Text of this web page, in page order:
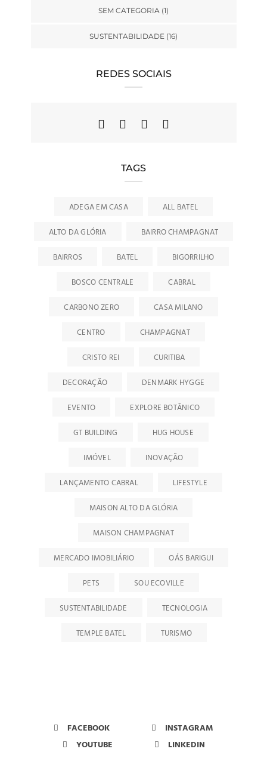
SEM CATEGORIA (1)
SUSTENTABILIDADE (16)
REDES SOCIAIS
TAGS
ADEGA EM CASA
ALL BATEL
ALTO DA GLÓRIA
BAIRRO CHAMPAGNAT
BAIRROS
BATEL
BIGORRILHO
BOSCO CENTRALE
CABRAL
CARBONO ZERO
CASA MILANO
CENTRO
CHAMPAGNAT
CRISTO REI
CURITIBA
DECORAÇÃO
DENMARK HYGGE
EVENTO
EXPLORE BOTÂNICO
GT BUILDING
HUG HOUSE
IMÓVEL
INOVAÇÃO
LANÇAMENTO CABRAL
LIFESTYLE
MAISON ALTO DA GLÓRIA
MAISON CHAMPAGNAT
MERCADO IMOBILIÁRIO
OÁS BARIGUI
PETS
SOU ECOVILLE
SUSTENTABILIDADE
TECNOLOGIA
TEMPLE BATEL
TURISMO
FACEBOOK
INSTAGRAM
YOUTUBE
LINKEDIN